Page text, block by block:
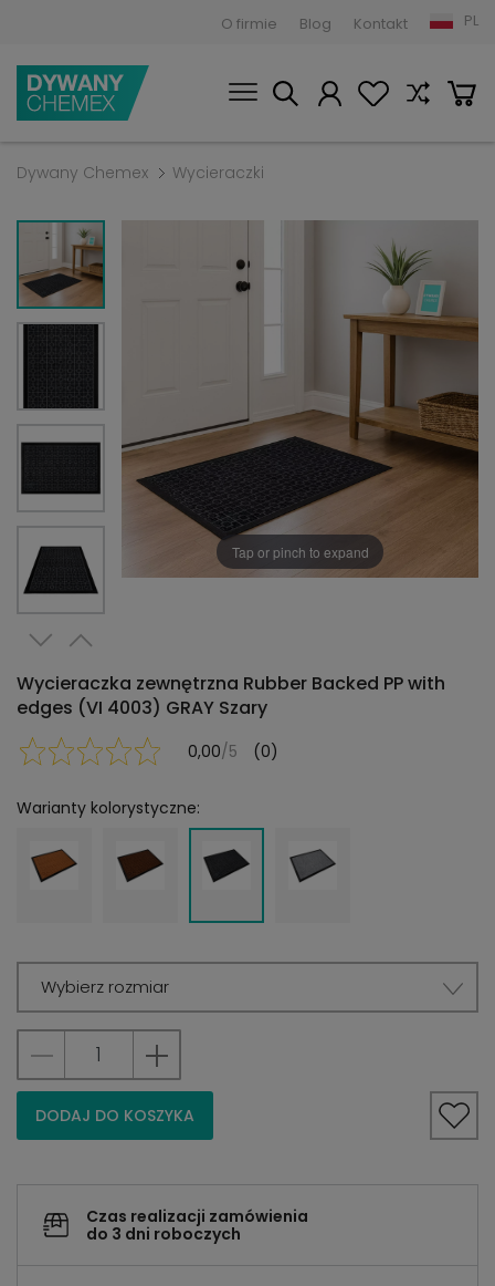
O firmie Blog Kontakt PL
Dywany Chemex Wycieraczki
Tap or pinch to expand
Wycieraczka zewnętrzna Rubber Backed PP with
edges (VI 4003) GRAY Szary
0,00/5 (0)
Warianty kolorystyczne:
Wybierz rozmiar
DODAJ DO KOSZYKA
Czas realizacji zamówienia
do 3 dni roboczych